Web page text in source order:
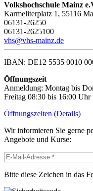
Volkshochschule Mainz
Karmeliterplatz 1, 55116
06131-26250
06131-2625100
vhs@vhs-mainz.de
IBAN: DE12 5535 0010
Öffnungszeit
Anmeldung: Montag bis
Freitag 08:30 bis 16:00 Uhr
Öffnungszeiten (Details)
Wir informieren Sie gerne
Angebote und Kurse:
Bitte diese Zeichen in das